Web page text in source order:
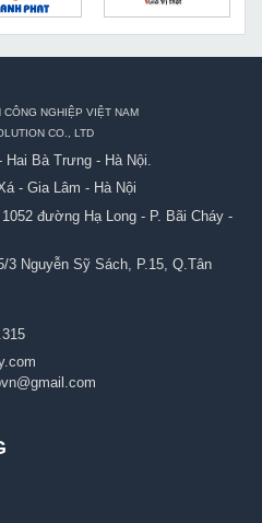
NGHIỆP VIỆT NAM
CO., LTD
Bà Trưng - Hà Nội.
- Gia Lâm - Hà Nội
đường Hạ Long - P. Bãi Cháy -
3 Nguyễn Sỹ Sách, P.15, Q.Tân